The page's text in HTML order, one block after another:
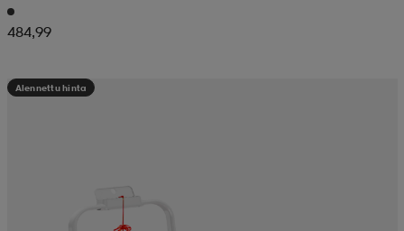
484,99
Alennettu hinta